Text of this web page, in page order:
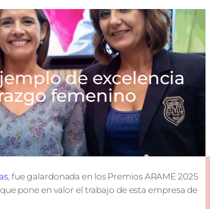
de excelencia
femenino
, fue galardonada en los Premios ARAME 2025
pone en valor el trabajo de esta empresa de